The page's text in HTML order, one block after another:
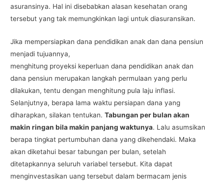
asuransinya. Hal ini disebabkan alasan kesehatan orang
tersebut yang tak memungkinkan lagi untuk diasuransikan.
Jika mempersiapkan dana pendidikan anak dan dana pensiun
menjadi tujuannya,
menghitung proyeksi keperluan dana pendidikan anak dan
dana pensiun merupakan langkah permulaan yang perlu
dilakukan, tentu dengan menghitung pula laju inflasi.
Selanjutnya, berapa lama waktu persiapan dana yang
diharapkan, silakan tentukan.Tabungan per bulan akan
makin ringan bila makin panjang waktunya. Lalu asumsikan
berapa tingkat pertumbuhan dana yang dikehendaki. Maka
akan diketahui besar tabungan per bulan, setelah
ditetapkannya seluruh variabel tersebut. Kita dapat
menginvestasikan uang tersebut dalam bermacam jenis